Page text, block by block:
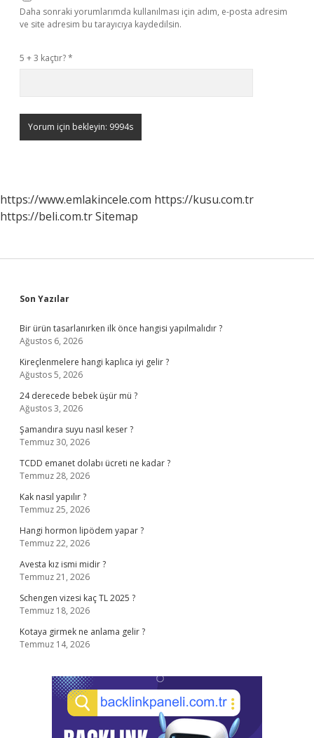
Daha sonraki yorumlarımda kullanılması için adım, e-posta adresim
ve site adresim bu tarayıcıya kaydedilsin.
5 + 3 kaçtır?*
https://www.emlakincele.com https://kusu.com.tr
https://beli.com.trSitemap
Sidebar
Son Yazılar
Bir ürün tasarlanırken ilk önce hangisi yapılmalıdır ?
Ağustos 6, 2026
Kireçlenmelere hangi kaplıca iyi gelir ?
Ağustos 5, 2026
24 derecede bebek üşür mü ?
Ağustos 3, 2026
Şamandıra suyu nasıl keser ?
Temmuz 30, 2026
TCDD emanet dolabı ücreti ne kadar ?
Temmuz 28, 2026
Kak nasıl yapılır ?
Temmuz 25, 2026
Hangi hormon lipödem yapar ?
Temmuz 22, 2026
Avesta kız ismi midir ?
Temmuz 21, 2026
Schengen vizesi kaç TL 2025 ?
Temmuz 18, 2026
Kotaya girmek ne anlama gelir ?
Temmuz 14, 2026